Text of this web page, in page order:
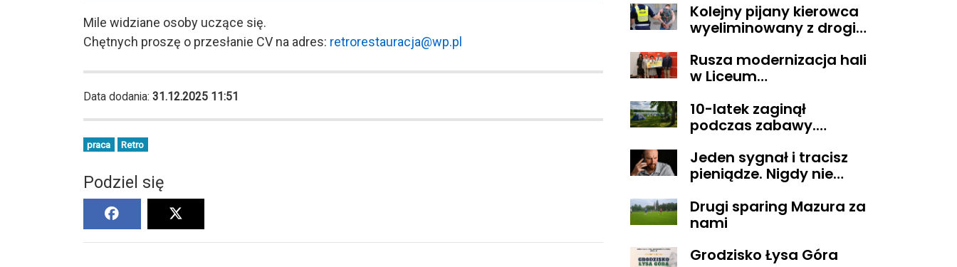
Mile widziane osoby uczące się.
Chętnych proszę o przesłanie CV na adres: retrorestauracja@wp.pl
Data dodania: 31.12.2025 11:51
praca Retro
Podziel się
Kolejny pijany kierowca
wyeliminowany z drogi.
alkoholu
Rusza modernizacja hali
w Liceum
T. Kościuszki w
Gostyninie
10-latek zaginął
podczas zabawy.
szczęśliwie
Jeden sygnał i tracisz
pieniądze. Nigdy nie
numery
Drugi sparing Mazura za
nami
Grodzisko Łysa Góra